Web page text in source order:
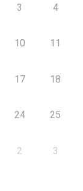
3 4
10 11
17 18
24 25
2 3